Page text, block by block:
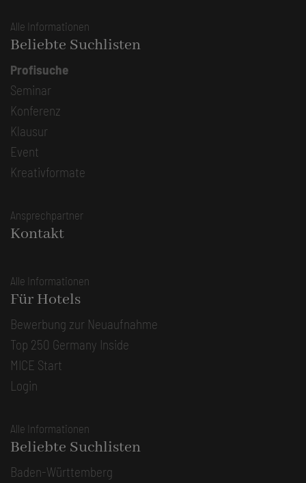
Alle Informationen
Beliebte Suchlisten
Profisuche
Seminar
Konferenz
Klausur
Event
Kreativformate
Ansprechpartner
Kontakt
Alle Informationen
Für Hotels
Bewerbung zur Neuaufnahme
Top 250 Germany Inside
MICE Start
Login
Alle Informationen
Beliebte Suchlisten
Baden-Württemberg